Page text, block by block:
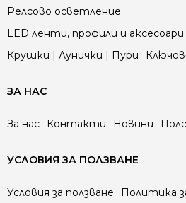
Релсово осветление
LED ленти, профили и
Крушки | Лунички | Пури
ЗА НАС
За нас Контакти Новини
УСЛОВИЯ ЗА ПОЛЗВАНЕ
Условия за ползване
Политика